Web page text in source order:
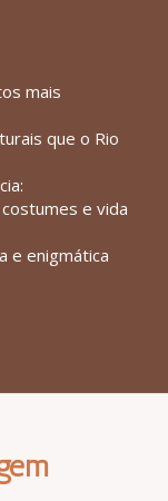
mais
que o Rio
e vida
e enigmática